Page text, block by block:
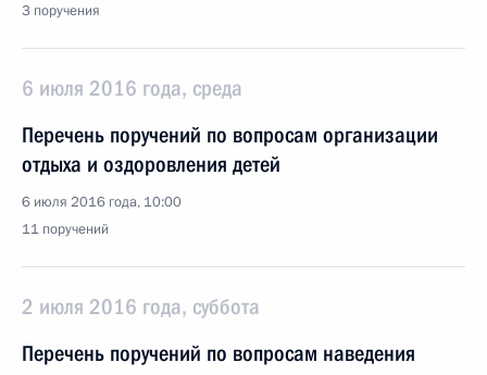
3 поручения
6 июля 2016 года, среда
Перечень поручений по вопросам организации
отдыха и оздоровления детей
6 июля 2016 года, 10:00
11 поручений
2 июля 2016 года, суббота
Перечень поручений по вопросам наведения